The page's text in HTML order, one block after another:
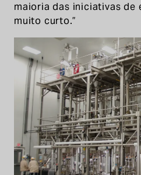
maioria das iniciativas de
muito curto.”